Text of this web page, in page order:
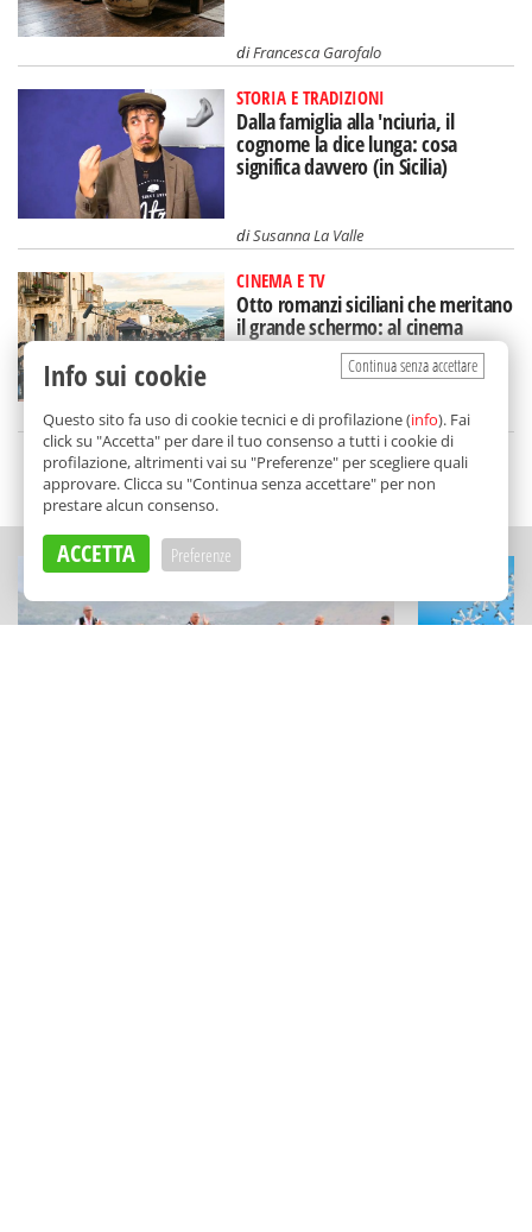
diFrancesca Garofalo
STORIA E TRADIZIONI
Dalla famiglia alla 'nciuria, il
cognome la dice lunga: cosa
significa davvero (in Sicilia)
diSusanna La Valle
CINEMA E TV
Otto romanzi siciliani che meritano
il grande schermo: al cinema
un'Isola diversa
diTancredi Bua
SCELTO DA BALARM
Continua senza accettare
Info sui cookie
Questo sito fa uso di cookie tecnici e di profilazione (info). Fai
click su "Accetta" per dare il tuo consenso a tutti i cookie di
profilazione, altrimenti vai su "Preferenze" per scegliere quali
approvare. Clicca su "Continua senza accettare" per non
prestare alcun consenso.
ACCETTA Preferenze